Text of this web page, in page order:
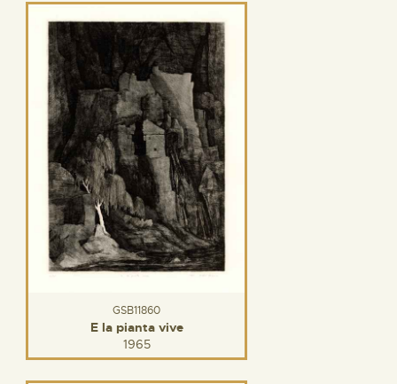
GSB11860
E la pianta vive
1965